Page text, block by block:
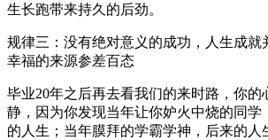
生长跑带来持久的后劲。
规律三：没有绝对意义的成功，人生成就
幸福的来源参差百态
毕业20年之后再去看我们的来时路，你的
静，因为你发现当年让你妒火中烧的同学
的人生；当年膜拜的学霸学神，后来的人